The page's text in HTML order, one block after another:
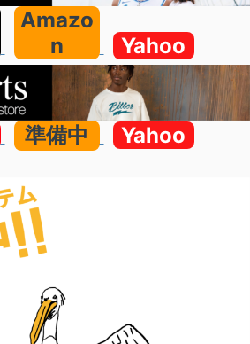
Amazo
n
Yahoo
準備中 Yahoo